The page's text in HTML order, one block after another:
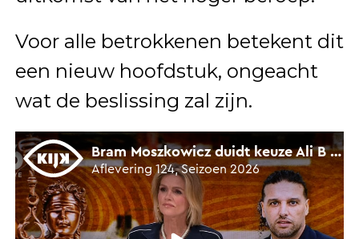
Voor alle betrokkenen betekent dit
een nieuw hoofdstuk, ongeacht
wat de beslissing zal zijn.